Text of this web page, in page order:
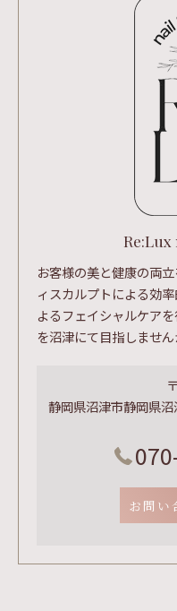
お客様の美と健康の両
ィスカルプトによる効
よるフェイシャルケア
を沼津にて目指しません
静岡県沼津市静岡県
お問い